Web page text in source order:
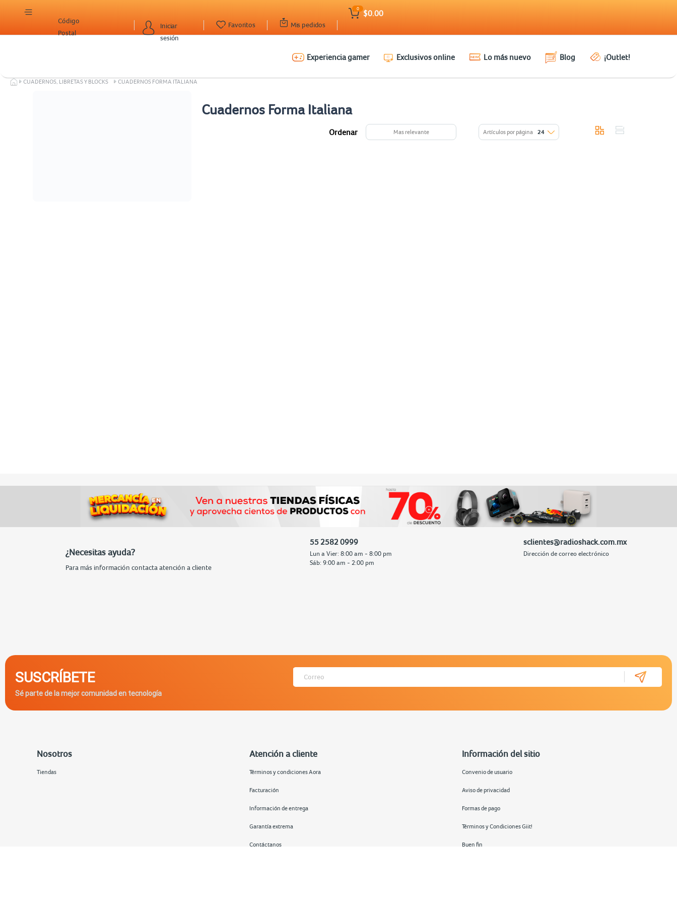
Iniciar
sesión
Código
Postal
Mis pedidos
Favoritos
0
$0.00
Experiencia gamer Exclusivos online Lo más nuevo Blog ¡Outlet!
CUADERNOS, LIBRETAS Y BLOCKS CUADERNOS FORMA ITALIANA
Cuadernos Forma Italiana
Ordenar Mas relevante Artículos por página 24
¿Necesitas ayuda?
Para más información contacta atención a cliente
55 2582 0999
Lun a Vier: 8:00 am - 8:00 pm
Sáb: 9:00 am - 2:00 pm
sclientes@radioshack.com.mx
Dirección de correo electrónico
SUSCRÍBETE
Sé parte de la mejor comunidad en tecnología
Nosotros
Tiendas
Atención a cliente
Términos y condiciones Aora
Facturación
Información de entrega
Garantía extrema
Contáctanos
Información del sitio
Convenio de usuario
Aviso de privacidad
Formas de pago
Términos y Condiciones Giit!
Buen fin